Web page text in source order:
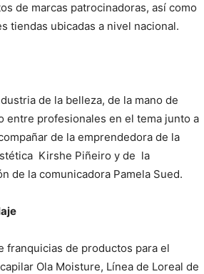
de marcas patrocinadoras, así como
tiendas ubicadas a nivel nacional.
de la belleza, de la mano de
profesionales en el tema junto a
de la emprendedora de la
Kirshe Piñeiro y de la
de la comunicadora Pamela Sued.
franquicias de productos para el
Ola Moisture, Línea de Loreal de